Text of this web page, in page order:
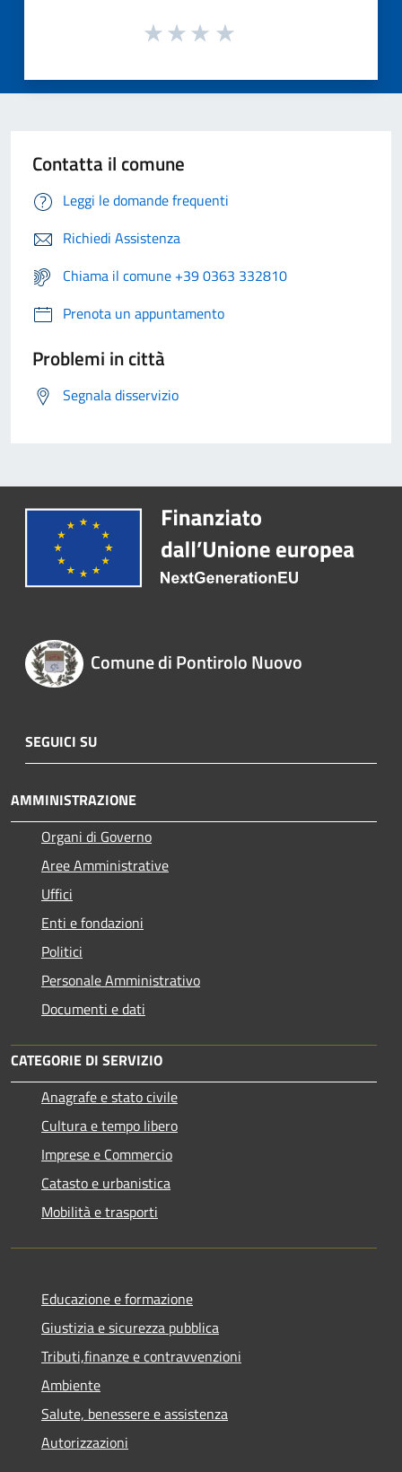
Contatta il comune
Leggi le domande frequenti
Richiedi Assistenza
Chiama il comune +39 0363 332810
Prenota un appuntamento
Problemi in città
Segnala disservizio
Comune di Pontirolo Nuovo
SEGUICI SU
AMMINISTRAZIONE
Organi di Governo
Aree Amministrative
Uffici
Enti e fondazioni
Politici
Personale Amministrativo
Documenti e dati
CATEGORIE DI SERVIZIO
Anagrafe e stato civile
Cultura e tempo libero
Imprese e Commercio
Catasto e urbanistica
Mobilità e trasporti
Educazione e formazione
Giustizia e sicurezza pubblica
Tributi,finanze e contravvenzioni
Ambiente
Salute, benessere e assistenza
Autorizzazioni